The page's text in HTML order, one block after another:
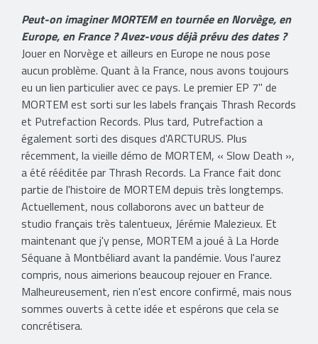
Peut-on imaginer MORTEM en tournée en Norvège, en
Europe, en France ? Avez-vous déjà prévu des dates ?
Jouer en Norvège et ailleurs en Europe ne nous pose
aucun problème. Quant à la France, nous avons toujours
eu un lien particulier avec ce pays. Le premier EP 7" de
MORTEM est sorti sur les labels français Thrash Records
et Putrefaction Records. Plus tard, Putrefaction a
également sorti des disques d'ARCTURUS. Plus
récemment, la vieille démo de MORTEM, « Slow Death »,
a été rééditée par Thrash Records. La France fait donc
partie de l'histoire de MORTEM depuis très longtemps.
Actuellement, nous collaborons avec un batteur de
studio français très talentueux, Jérémie Malezieux. Et
maintenant que j'y pense, MORTEM a joué à La Horde
Séquane à Montbéliard avant la pandémie. Vous l'aurez
compris, nous aimerions beaucoup rejouer en France.
Malheureusement, rien n'est encore confirmé, mais nous
sommes ouverts à cette idée et espérons que cela se
concrétisera.